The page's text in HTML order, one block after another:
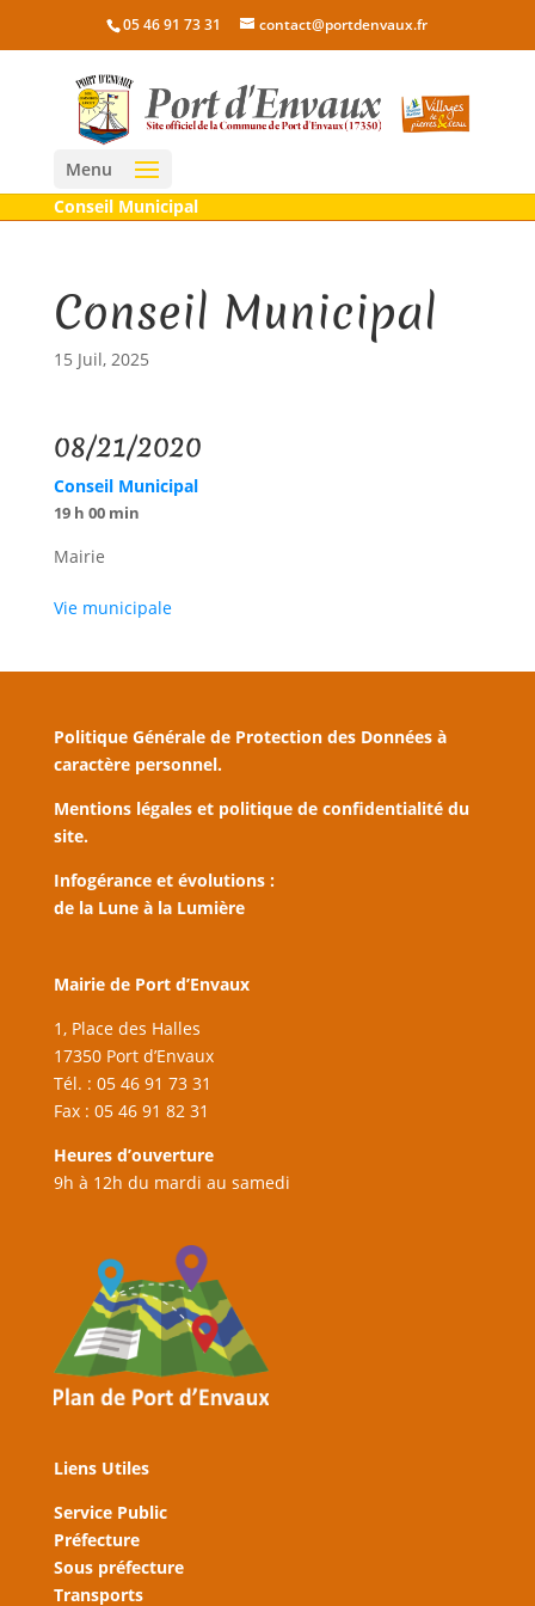
05 46 91 73 31 contact@portdenvaux.fr
Menu
Conseil Municipal
Conseil Municipal
15 Juil, 2025
08/21/2020
Conseil Municipal
19 h 00 min
Mairie
Vie municipale
Politique Générale de Protection des Données à
caractère personnel.
Mentions légales et politique de confidentialité du
site.
Infogérance et évolutions :
de la Lune à la Lumière
Mairie de Port d’Envaux
1, Place des Halles
17350 Port d’Envaux
Tél. : 05 46 91 73 31
Fax : 05 46 91 82 31
Heures d’ouverture
9h à 12h du mardi au samedi
Liens Utiles
Service Public
Préfecture
Sous préfecture
Transports